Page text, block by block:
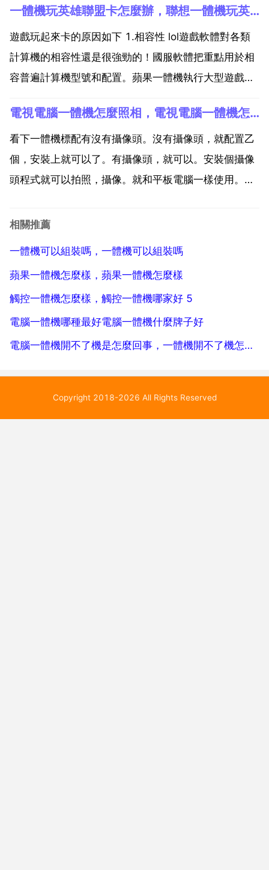
1 在斷電的情況下連續按電腦開關5次，每次間隔1 2
秒，再接好電源開啟電腦。2 如回。果按下電源...
一體機玩英雄聯盟卡怎麼辦，聯想一體機玩英雄聯盟載入慢怎麼辦？
遊戲玩起來卡的原因如下 1.相容性 lol遊戲軟體對各類
計算機的相容性還是很強勁的！國服軟體把重點用於相
容普遍計算機型號和配置。蘋果一體機執行大型遊戲很
不至於很卡。2.軟體驅動 要重點考慮一下顯示卡驅動程
式，或者是音效卡驅動程式。驅動版本或許不低，...
電視電腦一體機怎麼照相，電視電腦一體機怎麼用
看下一體機標配有沒有攝像頭。沒有攝像頭，就配置乙
個，安裝上就可以了。有攝像頭，就可以。安裝個攝像
頭程式就可以拍照，攝像。就和平板電腦一樣使用。哥
敬的聯想使用者您好，您需要安裝電腦的攝像頭驅動程
相關推薦
一體機可以組裝嗎，一體機可以組裝嗎
蘋果一體機怎麼樣，蘋果一體機怎麼樣
觸控一體機怎麼樣，觸控一體機哪家好 5
電腦一體機哪種最好電腦一體機什麼牌子好
電腦一體機開不了機是怎麼回事，一體機開不了機怎麼辦
Copyright 2018-2026 All Rights Reserved